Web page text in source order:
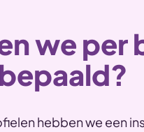
we
hebben we een